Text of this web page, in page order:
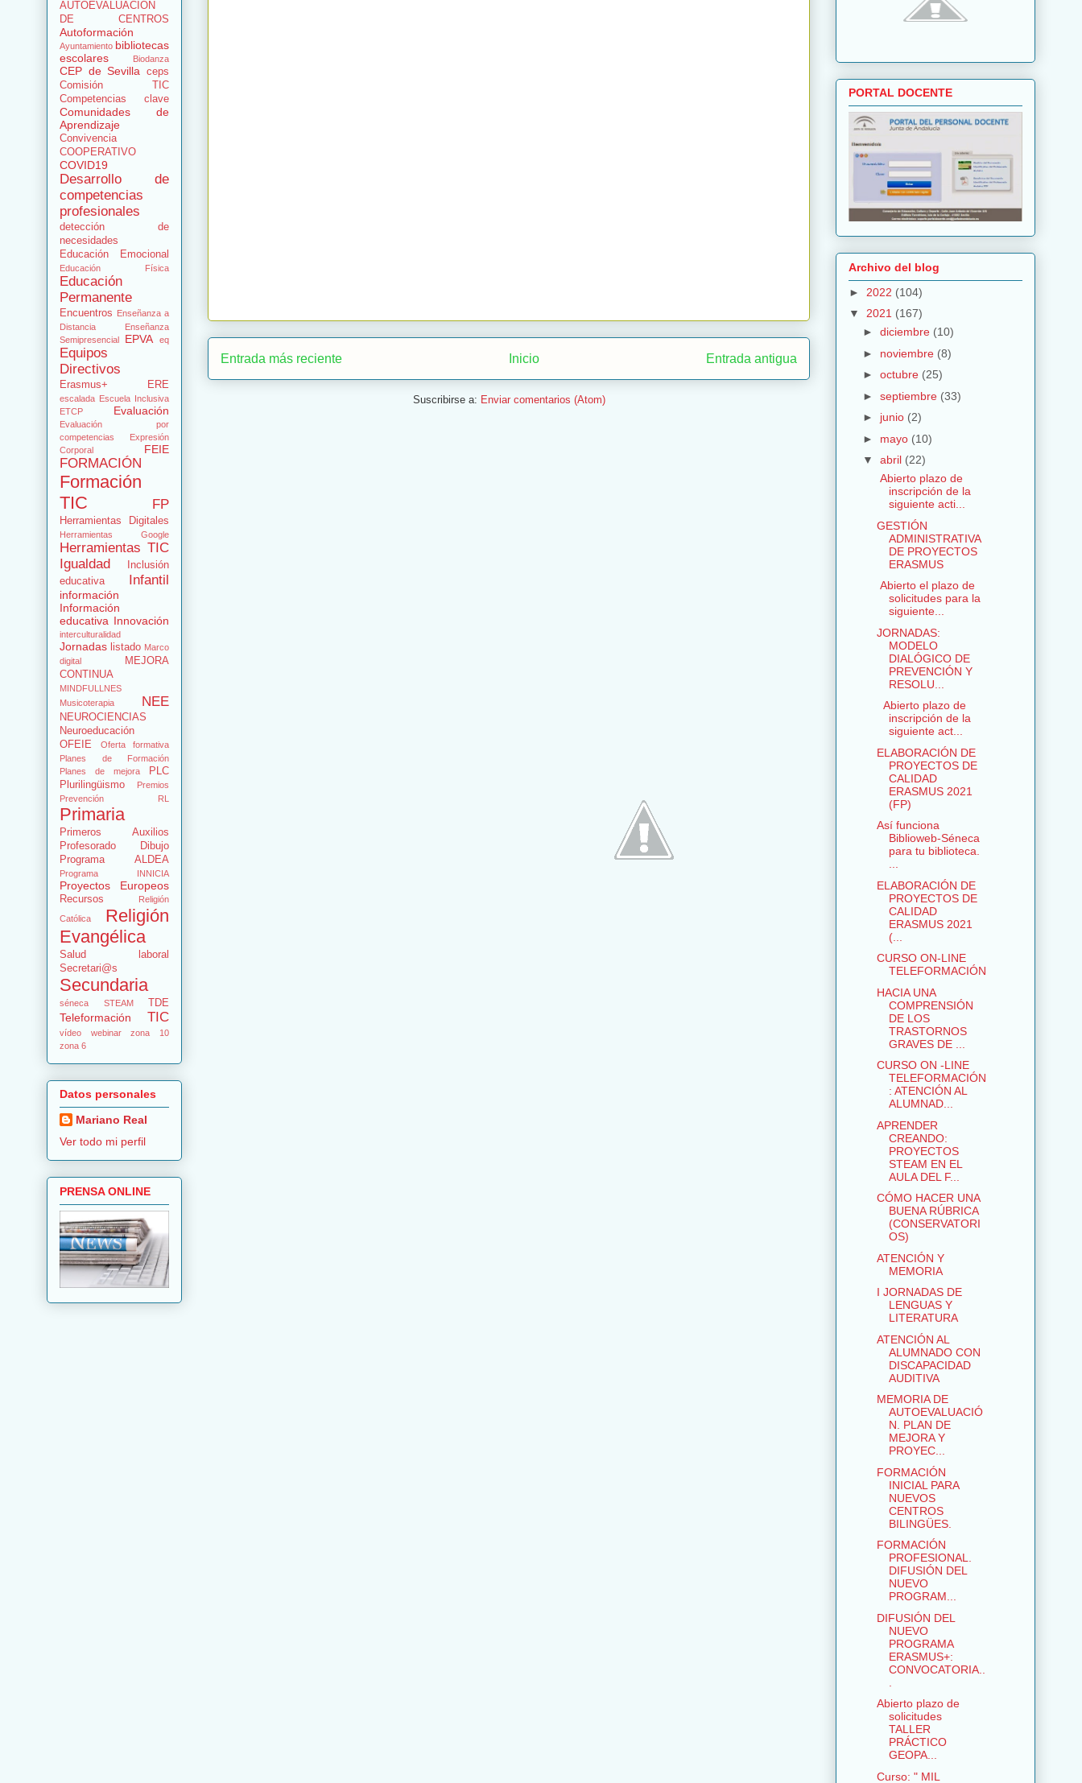
Entrada más reciente Entrada antigua
Inicio
Suscribirse a: Enviar comentarios (Atom)
AUTOEVALUACIÓN
DE CENTROS
Autoformación
Ayuntamiento bibliotecas
escolares
Biodanza
CEP de Sevilla
ceps
Comisión TIC
Competencias clave
Comunidades de
Aprendizaje
Convivencia
COOPERATIVO
COVID19
Desarrollo de
competencias
profesionales
detección de
necesidades
Educación Emocional
Educación Física
Educación
Permanente
Encuentros Enseñanza a
Distancia
Enseñanza
Semipresencial
EPVA eq
Equipos
Directivos
Erasmus+ ERE
escalada Escuela Inclusiva
ETCP
Evaluación
Evaluación por
competencias
Expresión
Corporal
FEIE
FORMACIÓN
Formación
TIC
FP
Herramientas Digitales
Herramientas Google
Herramientas TIC
Igualdad
Inclusión
educativa
Infantil
información
Información
educativa Innovación
interculturalidad
Jornadas listado Marco
digital
MEJORA
CONTINUA
MINDFULLNES
Musicoterapia
NEE
NEUROCIENCIAS
Neuroeducación
OFEIE
Oferta formativa
Planes de Formación
Planes de mejora
PLC
Plurilingüismo
Premios
Prevención RL
Primaria
Primeros Auxilios
Profesorado Dibujo
Programa ALDEA
Programa INNICIA
Proyectos Europeos
Recursos
Religión
Católica
Religión
Evangélica
Salud laboral
Secretari@s
Secundaria
séneca STEAM TDE
Teleformación TIC
vídeo webinar
zona 10
zona 6
Datos personales
Mariano Real
Ver todo mi perfil
PRENSA ONLINE
PORTAL DOCENTE
Archivo del blog
► 2022 (104)
▼ 2021 (167)
► diciembre (10)
► noviembre (8)
► octubre (25)
► septiembre (33)
► junio (2)
► mayo (10)
▼ abril (22)
Abierto plazo de
inscripción de la
siguiente acti...
GESTIÓN
ADMINISTRATIVA
DE PROYECTOS
ERASMUS
Abierto el plazo de
solicitudes para la
siguiente...
JORNADAS:
MODELO
DIALÓGICO DE
PREVENCIÓN Y
RESOLU...
Abierto plazo de
inscripción de la
siguiente act...
ELABORACIÓN DE
PROYECTOS DE
CALIDAD
ERASMUS 2021
(FP)
Así funciona
Biblioweb-Séneca
para tu biblioteca.
ELABORACIÓN DE
PROYECTOS DE
CALIDAD
ERASMUS 2021
(...
CURSO ON-LINE
TELEFORMACIÓN
HACIA UNA
COMPRENSIÓN
DE LOS
TRASTORNOS
GRAVES DE ...
CURSO ON -LINE
TELEFORMACIÓN
: ATENCIÓN AL
ALUMNAD...
APRENDER
CREANDO:
PROYECTOS
STEAM EN EL
AULA DEL F...
CÓMO HACER UNA
BUENA RÚBRICA
(CONSERVATORI
OS)
ATENCIÓN Y
MEMORIA
I JORNADAS DE
LENGUAS Y
LITERATURA
ATENCIÓN AL
ALUMNADO CON
DISCAPACIDAD
AUDITIVA
MEMORIA DE
AUTOEVALUACIÓ
N. PLAN DE
MEJORA Y
PROYEC...
FORMACIÓN
INICIAL PARA
NUEVOS
CENTROS
BILINGÜES.
FORMACIÓN
PROFESIONAL.
DIFUSIÓN DEL
NUEVO
PROGRAM...
DIFUSIÓN DEL
NUEVO
PROGRAMA
ERASMUS+:
CONVOCATORIA..
Abierto plazo de
solicitudes
TALLER
PRÁCTICO
GEOPA...
Curso: " MIL